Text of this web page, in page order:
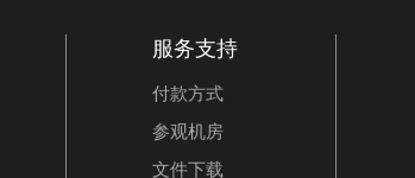
服务支持
付款方式
参观机房
文件下载